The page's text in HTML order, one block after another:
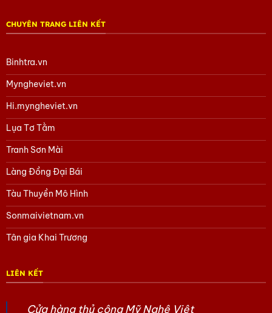
CHUYÊN TRANG LIÊN KẾT
Binhtra.vn
Myngheviet.vn
Hi.myngheviet.vn
Lụa Tơ Tằm
Tranh Sơn Mài
Làng Đồng Đại Bái
Tàu Thuyền Mô Hình
Sonmaivietnam.vn
Tân gia Khai Trương
LIÊN KẾT
Cửa hàng thủ công Mỹ Nghệ Việt